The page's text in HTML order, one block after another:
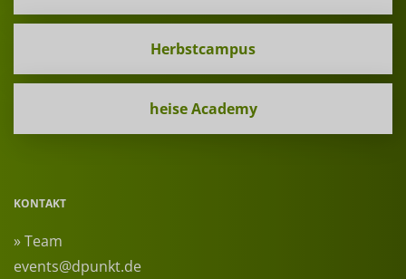
Herbstcampus
heise Academy
KONTAKT
» Team
events@dpunkt.de